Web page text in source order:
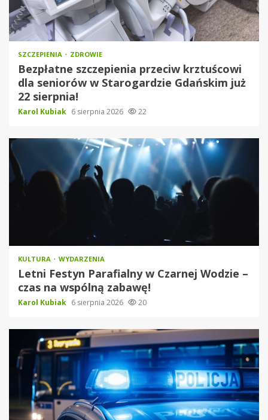
SZCZEPIENIA ZDROWIE
Bezpłatne szczepienia przeciw krztuścowi
dla seniorów w Starogardzie Gdańskim już
22 sierpnia!
Karol Kubiak 6 sierpnia 2026 22
KULTURA WYDARZENIA
Letni Festyn Parafialny w Czarnej Wodzie –
czas na wspólną zabawę!
Karol Kubiak 6 sierpnia 2026 20